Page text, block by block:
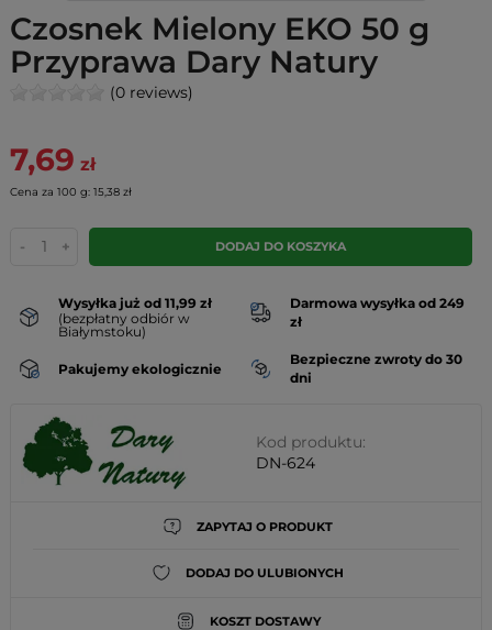
Czosnek Mielony EKO 50 g
Przyprawa Dary Natury
(0 reviews)
7,69 zł
Cena za 100 g: 15,38 zł
- + DODAJ DO KOSZYKA
Wysyłka już od 11,99 zł
(bezpłatny odbiór w
Białymstoku)
Darmowa wysyłka od 249
zł
Pakujemy ekologicznie
Bezpieczne zwroty do 30
dni
Kod produktu:
DN-624
ZAPYTAJ O PRODUKT
DODAJ DO ULUBIONYCH
KOSZT DOSTAWY